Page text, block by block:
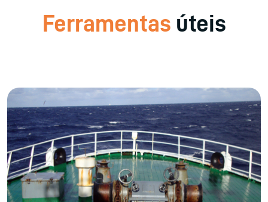
Ferramentas úteis